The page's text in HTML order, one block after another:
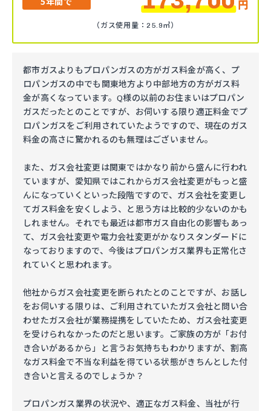
円
（ガス使用量：25.9㎥）
都市ガスよりもプロパンガスの方がガス料金が高く、プ
ロパンガスの中でも関東地方より中部地方の方がガス料
金が高くなっています。Q様の以前のお住まいはプロパン
ガスだったとのことですが、お伺いする限り適正料金でプ
ロパンガスをご利用されていたようですので、現在のガス
料金の高さに驚かれるのも無理はございません。
また、ガス会社変更は関東ではかなり前から盛んに行われ
ていますが、愛知県ではこれからガス会社変更がもっと盛
んになっていくといった段階ですので、ガス会社を変更し
てガス料金を安くしよう、と思う方は比較的少ないのかも
しれません。それでも最近は都市ガス自由化の影響もあっ
て、ガス会社変更や電力会社変更がかなりスタンダードに
なっておりますので、今後はプロパンガス業界も正常化さ
れていくと思われます。
他社からガス会社変更を断られたとのことですが、お話し
をお伺いする限りは、ご利用されていたガス会社と問い合
わせたガス会社が業務提携をしていたため、ガス会社変更
を受けられなかったのだと思います。ご家族の方が「お付
き合いがあるから」と言うお気持ちもわかりますが、割高
なガス料金で不当な利益を得ている状態がきちんとした付
き合いと言えるのでしょうか？
プロパンガス業界の状況や、適正なガス料金、当社が行